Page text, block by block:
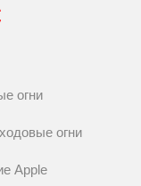
огни
огни
Apple